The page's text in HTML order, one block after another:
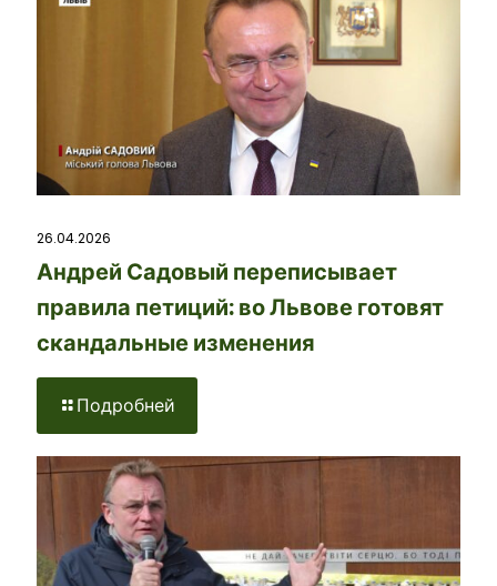
26.04.2026
Андрей Садовый переписывает
правила петиций: во Львове готовят
скандальные изменения
Подробней